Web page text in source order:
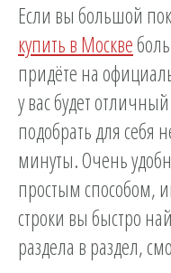
Если вы большой
купить в Москве
придёте на
у вас будет
подобрать для себя
минуты. Очень
простым способом,
строки вы быстро
раздела в раздел,